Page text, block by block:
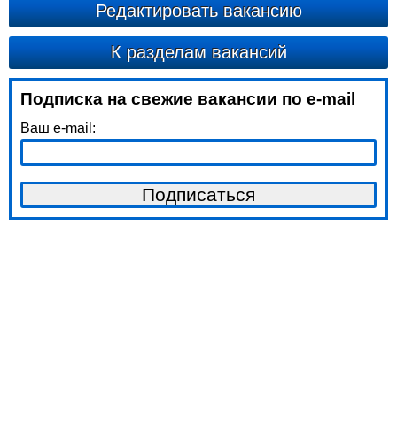
Редактировать вакансию
К разделам вакансий
Подписка на свежие вакансии по e-mail
Ваш e-mail: